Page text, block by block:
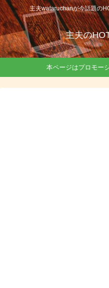
主夫wataruchanが今話題の
主夫の
本ページはプロモー